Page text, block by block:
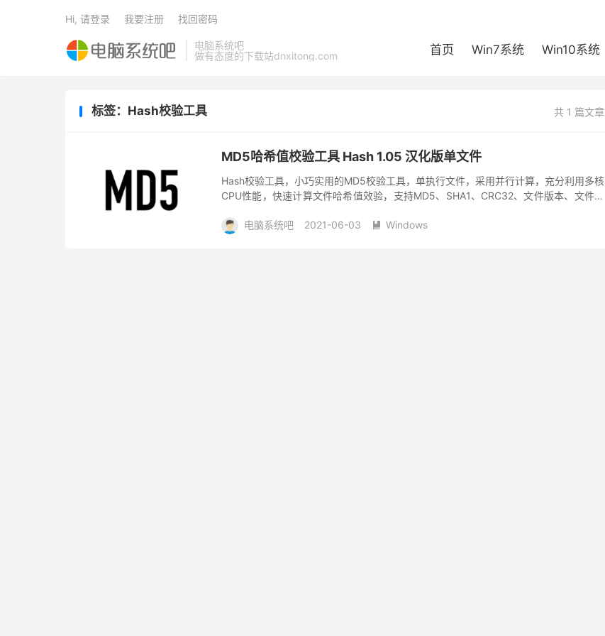
电脑系统吧
做有态度的下载站dnxitong.com
首页 Win7系统 Win10系统
Hi, 请登录 我要注册 找回密码
共 1 篇文章
标签：Hash校验工具
MD5哈希值校验工具 Hash 1.05 汉化版单文件
Hash校验工具，小巧实用的MD5校验工具，单执行文件，采用并行计算，充分利用多核
CPU性能，快速计算文件哈希值效验，支持MD5、SHA1、CRC32、文件版本、文件大
电脑系统吧
2021-06-03  Windows